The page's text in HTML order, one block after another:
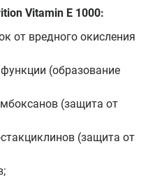
Vitamin E 1000:
от вредного окисления
(образование
(защита от
(защита от